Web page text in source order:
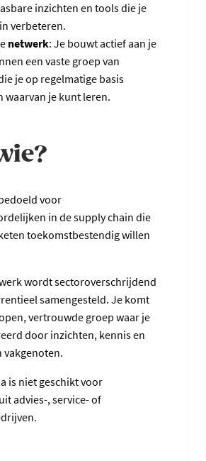
inzichten en tools die je
verbeteren.
netwerk: Je bouwt actief aan je
een vaste groep van
je op regelmatige basis
waarvan je kunt leren.
voor
in de supply chain die
toekomstbestendig willen
wordt sectoroverschrijdend
samengesteld. Je komt
vertrouwde groep waar je
door inzichten, kennis en
vakgenoten.
is niet geschikt voor
advies-, service- of